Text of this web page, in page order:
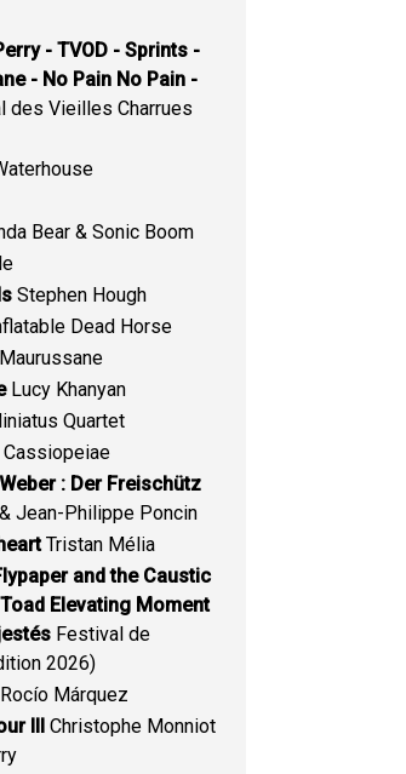
- TVOD - Sprints -
- No Pain No Pain -
des Vieilles Charrues
Bear & Sonic Boom
Stephen Hough
Dead Horse
Lucy Khanyan
Quartet
Cassiopeiae
: Der Freischütz
Jean-Philippe Poncin
Tristan Mélia
and the Caustic
Elevating Moment
Festival de
2026)
Rocío Márquez
III Christophe Monniot